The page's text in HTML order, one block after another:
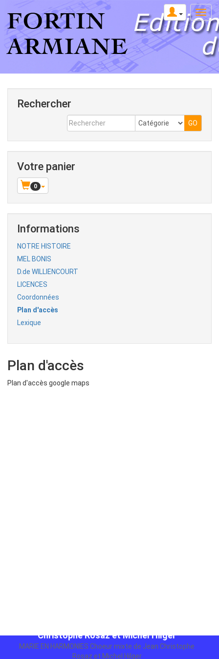
Rechercher
Votre panier
0
Informations
NOTRE HISTOIRE
MEL BONIS
D.de WILLIENCOURT
LICENCES
Coordonnées
Plan d'accès
Lexique
Plan d'accès
Plan d'accès google maps
MARIE EN HARMONIES Choeur mixte de Jean Christophe
Rosaz et Michel Hilger
10,00 €